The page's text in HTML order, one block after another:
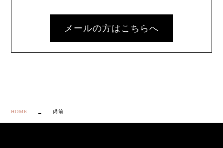
メールの方はこちらへ
HOME 備前